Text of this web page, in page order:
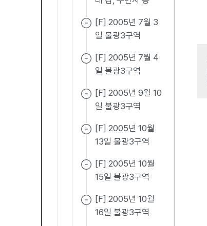
[F] 2005년 7월 3
일 불광3구역
[F] 2005년 7월 4
일 불광3구역
[F] 2005년 9월 10
일 불광3구역
[F] 2005년 10월
13일 불광3구역
[F] 2005년 10월
15일 불광3구역
[F] 2005년 10월
16일 불광3구역